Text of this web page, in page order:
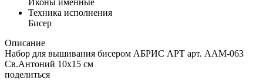
Техника исполнения
Бисер
Описание
Набор для вышивания бисером АБРИС АРТ арт. AАМ-063
Св.Антоний 10x15 см
поделиться